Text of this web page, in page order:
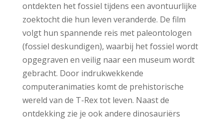
ontdekten het fossiel tijdens een avontuurlijke
zoektocht die hun leven veranderde. De film
volgt hun spannende reis met paleontologen
(fossiel deskundigen), waarbij het fossiel wordt
opgegraven en veilig naar een museum wordt
gebracht. Door indrukwekkende
computeranimaties komt de prehistorische
wereld van de T-Rex tot leven. Naast de
ontdekking zie je ook andere dinosauriërs